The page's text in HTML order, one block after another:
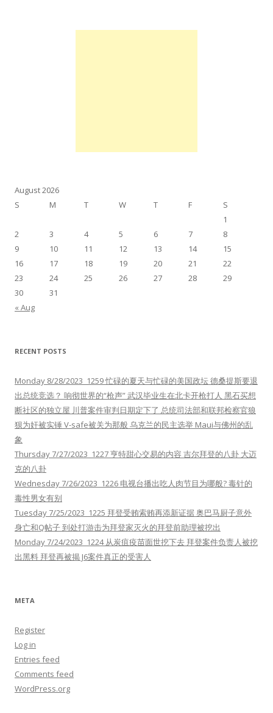
August 2026
S
M T W T F
S
1
2
3 4 5 6 7
8
9
10 11 12 13 14
15
16
17 18 19 20 21
22
23
24 25 26 27 28
29
30
31
« Aug
RECENT POSTS
Monday 8/28/2023 1259 忙碌的夏天与忙碌的美国政坛 德桑提斯要退
出总统竞选？ 响彻世界的“枪声” 武汉毕业生在北卡开枪打人 黑石买想
断社区的独立屋 川普案件审判日期定下了 总统司法部和联邦检察官狼
狈为奸被实锤 V-safe被关为那般 乌克兰的民主选举 Maui与佛州的乱
象
Thursday 7/27/2023 1227 亨特甜心交易的内容 吉尔拜登的八卦 大迈
克的八卦
Wednesday 7/26/2023 1226 电视台播出吃人肉节目为哪般? 毒针的
毒性男女有别
Tuesday 7/25/2023 1225 拜登受贿索贿再添新证据 奥巴马厨子意外
身亡和Q帖子 到处打游击为拜登家灭火的拜登前助理被挖出
Monday 7/24/2023 1224 从炭疽疫苗面世挖下去 拜登案件负责人被挖
出黑料 拜登再被揭 J6案件真正的受害人
META
Register
Log in
Entries feed
Comments feed
WordPress.org